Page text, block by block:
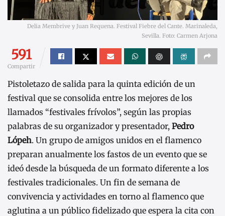
Delia Membrive y Juan Requena. Festival Fiebre del Cante. Marinaleda,
Sevilla. Foto: Carmen Arjona
591
Compartir
Pistoletazo de salida para la quinta edición de un
festival que se consolida entre los mejores de los
llamados “festivales frívolos”, según las propias
palabras de su organizador y presentador, Pedro
Lópeh. Un grupo de amigos unidos en el flamenco
preparan anualmente los fastos de un evento que se
ideó desde la búsqueda de un formato diferente a los
festivales tradicionales. Un fin de semana de
convivencia y actividades en torno al flamenco que
aglutina a un público fidelizado que espera la cita con